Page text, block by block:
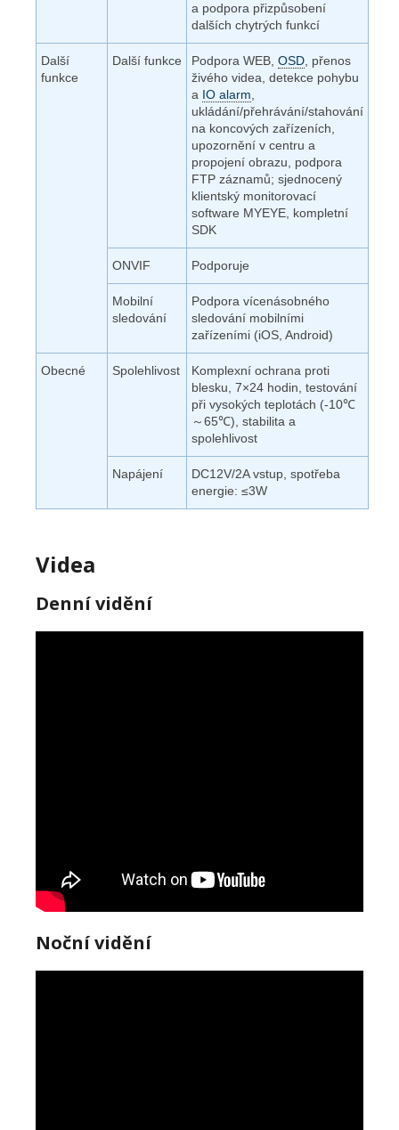
a podpora přizpůsobení
dalších chytrých funkcí
Další
funkce
Další funkce Podpora WEB, OSD , přenos
živého videa, detekce pohybu
a IO alarm
ukládání/přehrávání/stahování
na koncových zařízeních,
upozornění v centru a
propojení obrazu, podpora
FTP záznamů; sjednocený
klientský monitorovací
software MYEYE, kompletní
SDK
ONVIF Podporuje
Mobilní
sledování
Podpora vícenásobného
sledování mobilními
zařízeními (iOS, Android)
Obecné Spolehlivost
Komplexní ochrana proti
blesku, 7×24 hodin, testování
při vysokých teplotách (-10℃
～65℃), stabilita a
spolehlivost
Napájení
DC12V/2A vstup, spotřeba
energie: ≤3W
Videa
Denní vidění
Noční vidění